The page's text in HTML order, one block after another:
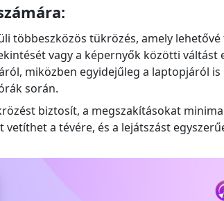
többeszközös tükrözés, amely lehetővé
vagy a képernyők közötti váltást
miközben egyidejűleg a laptopjáról
során.
biztosít, a megszakításokat
a tévére, és a lejátszást